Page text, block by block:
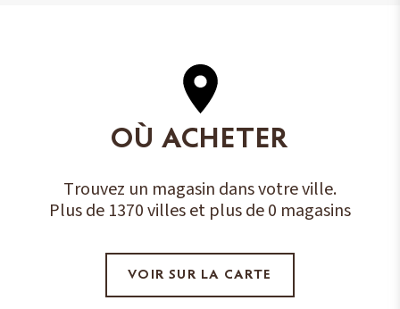
OÙ ACHETER
Trouvez un magasin dans votre ville.
Plus de 1370 villes et plus de 0 magasins
VOIR SUR LA CARTE